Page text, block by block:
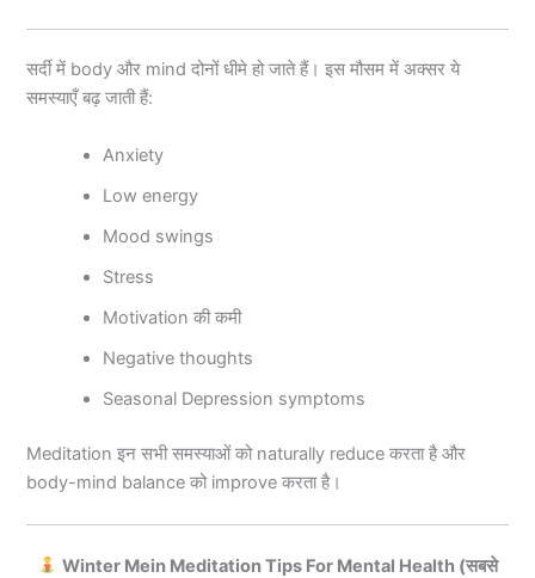
सर्दी में body और mind दोनों धीमे हो जाते हैं। इस मौसम में अक्सर ये
समस्याएँ बढ़ जाती हैं:
Anxiety
Low energy
Mood swings
Stress
Motivation की कमी
Negative thoughts
Seasonal Depression symptoms
Meditation इन सभी समस्याओं को naturally reduce करता है और
body-mind balance को improve करता है।
Winter Mein Meditation Tips For Mental Health (सबसे